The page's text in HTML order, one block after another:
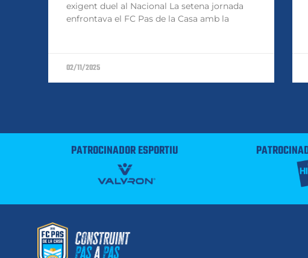
exigent duel al Nacional La setena jornada
enfrontava el FC Pas de la Casa amb la
02/11/2025
PATROCINADOR ESPORTIU